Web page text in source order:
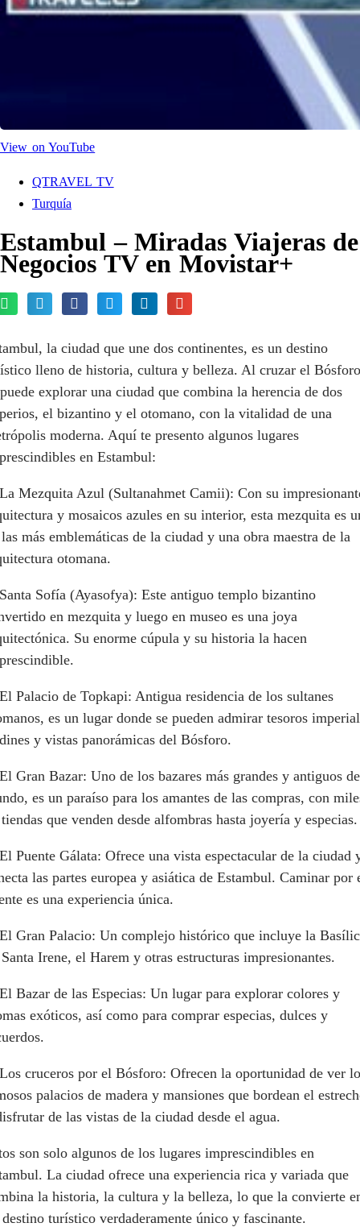
View on YouTube
QTRAVEL TV
Turquía
Estambul – Miradas Viajeras de
Negocios TV en Movistar+
la ciudad que une dos continentes, es un destino
lleno de historia, cultura y belleza. Al cruzar el
explorar una ciudad que combina la herencia de dos
el bizantino y el otomano, con la vitalidad de una
moderna. Aquí te presento algunos lugares
en Estambul:
Mezquita Azul (Sultanahmet Camii): Con su
y mosaicos azules en su interior, esta mezquita es
más emblemáticas de la ciudad y una obra maestra de la
otomana.
Sofía (Ayasofya): Este antiguo templo bizantino
en mezquita y luego en museo es una joya
Su enorme cúpula y su historia la hacen
Palacio de Topkapi: Antigua residencia de los sultanes
es un lugar donde se pueden admirar tesoros
y vistas panorámicas del Bósforo.
Gran Bazar: Uno de los bazares más grandes y antiguos
es un paraíso para los amantes de las compras, con
que venden desde alfombras hasta joyería y especias.
Puente Gálata: Ofrece una vista espectacular de la ciudad
las partes europea y asiática de Estambul. Caminar por
es una experiencia única.
Gran Palacio: Un complejo histórico que incluye la
Irene, el Harem y otras estructuras impresionantes.
Bazar de las Especias: Un lugar para explorar colores y
exóticos, así como para comprar especias, dulces y
cruceros por el Bósforo: Ofrecen la oportunidad de ver
palacios de madera y mansiones que bordean el
de las vistas de la ciudad desde el agua.
son solo algunos de los lugares imprescindibles en
La ciudad ofrece una experiencia rica y variada que
la historia, la cultura y la belleza, lo que la convierte
turístico verdaderamente único y fascinante.